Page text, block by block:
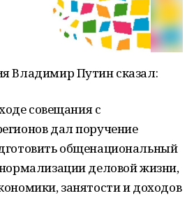
Владимир Путин сказал:
совещания с
дал поручение
общенациональный
деловой жизни,
занятости и доходов